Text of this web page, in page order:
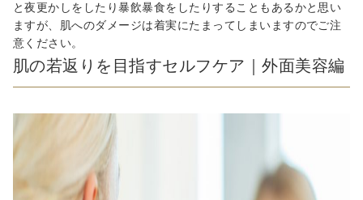
と夜更かしをしたり暴飲暴食をしたりすることもあるかと思い
ますが、肌へのダメージは着実にたまってしまいますのでご注
意ください。
肌の若返りを目指すセルフケア｜外面美容編